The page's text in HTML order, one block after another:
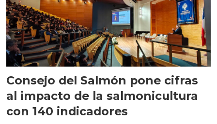
Consejo del Salmón pone cifras
al impacto de la salmonicultura
con 140 indicadores